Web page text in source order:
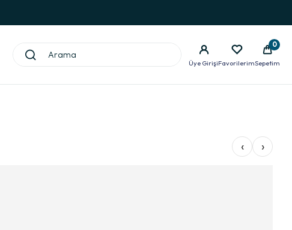
Üye GirişiFavorilerimSepetim
0
‹ ›